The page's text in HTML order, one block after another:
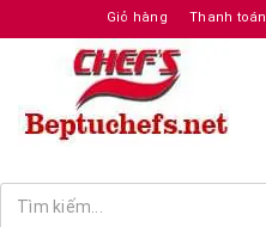
Giỏ hàng Thanh toán